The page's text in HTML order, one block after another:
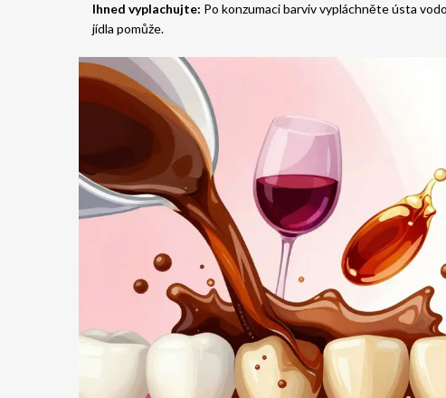
Ihned vyplachujte: Po konzumaci barviv vypláchněte ústa
jídla pomůže.